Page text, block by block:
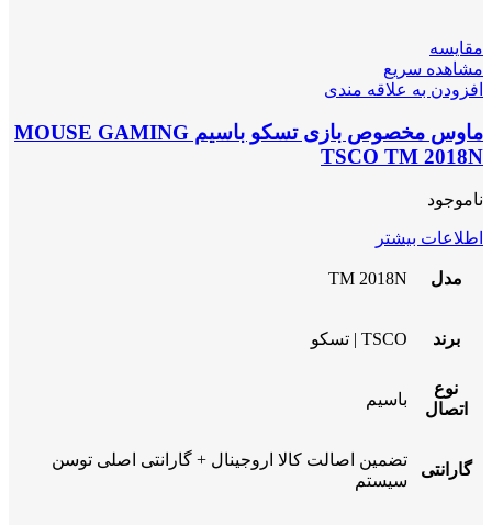
مقایسه
مشاهده سریع
افزودن به علاقه مندی
ماوس مخصوص بازی تسکو باسیم MOUSE GAMING
TSCO TM 2018N
ناموجود
اطلاعات بیشتر
مدل TM 2018N
برند TSCO | تسکو
نوع
اتصال
باسیم
گارانتی
تضمین اصالت کالا اروجینال + گارانتی اصلی توسن
سیستم